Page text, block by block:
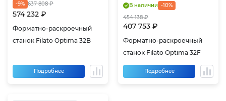
574 232 ₽
637 808 ₽
-9%
Форматно-раскроечный
станок Filato Optima 32B
Подробнее
-10%
В наличии
407 753 ₽
454 138 ₽
Форматно-раскроечный
станок Filato Optima 32F
Подробнее